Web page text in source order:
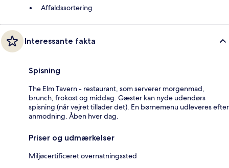
Affaldssortering
Interessante fakta
Spisning
The Elm Tavern - restaurant, som serverer morgenmad,
brunch, frokost og middag. Gæster kan nyde udendørs
spisning (når vejret tillader det). En børnemenu udleveres efter
anmodning. Åben hver dag.
Priser og udmærkelser
Miljøcertificeret overnatningssted